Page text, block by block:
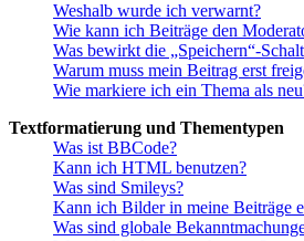
Weshalb wurde ich verwarnt?
Wie kann ich Beiträge den
Was bewirkt die „Speichern“-
Warum muss mein Beitrag erst
Wie markiere ich ein Thema als
Textformatierung und Thementypen
Was ist BBCode?
Kann ich HTML benutzen?
Was sind Smileys?
Kann ich Bilder in meine Beiträge
Was sind globale